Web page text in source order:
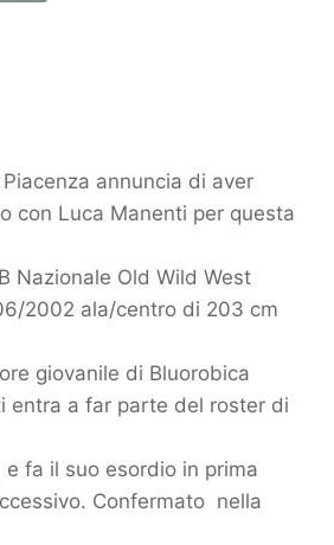
annuncia di aver
con Luca Manenti per questa
Nazionale Old Wild West
2002 ala/centro di 203 cm
giovanile di Bluorobica
entra a far parte del roster di
e fa il suo esordio in prima
Confermato nella